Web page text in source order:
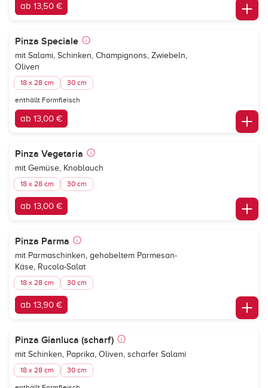
ab 13,50 €
Pinza Speciale
mit Salami, Schinken, Champignons, Zwiebeln,
Oliven
18 x 28 cm 30 cm
enthällt Formfleisch
ab 13,00 €
Pinza Vegetaria
mit Gemüse, Knoblauch
18 x 28 cm 30 cm
ab 13,00 €
Pinza Parma
mit Parmaschinken, gehobeltem Parmesan-
Käse, Rucola-Salat
18 x 28 cm 30 cm
ab 13,90 €
Pinza Gianluca (scharf)
mit Schinken, Paprika, Oliven, scharfer Salami
18 x 28 cm 30 cm